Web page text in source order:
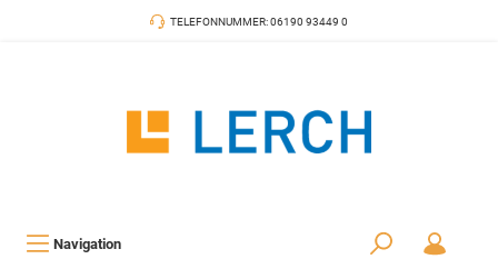
TELEFONNUMMER: 06190 93449 0
Navigation